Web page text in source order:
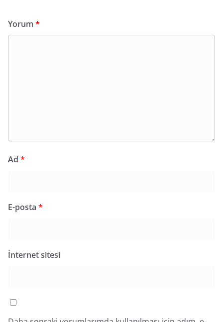
Yorum *
Ad *
E-posta *
İnternet sitesi